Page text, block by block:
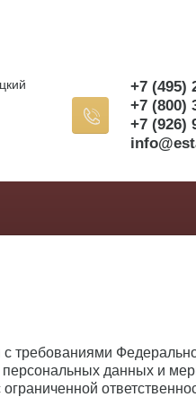
+7 (495)
+7 (800)
+7 (926)
требованиями
данных и